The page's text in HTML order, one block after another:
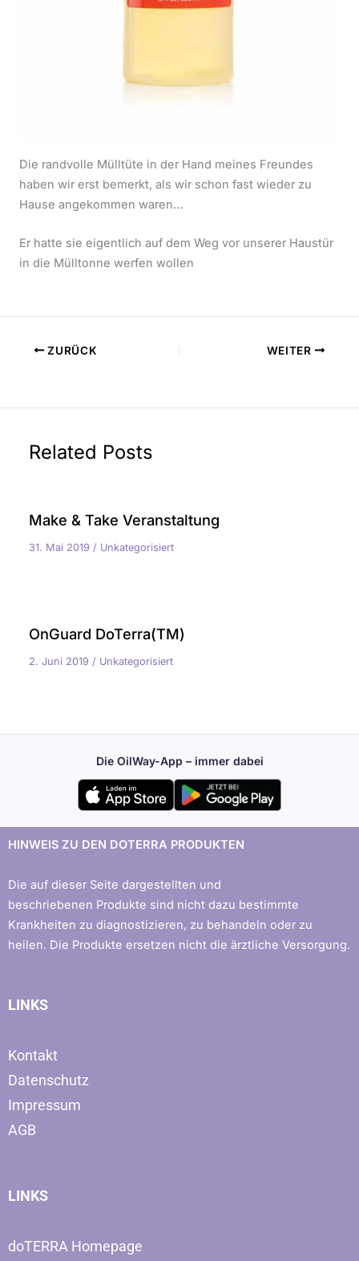
Die randvolle Mülltüte in der Hand meines Freundes
haben wir erst bemerkt, als wir schon fast wieder zu
Hause angekommen waren…
Er hatte sie eigentlich auf dem Weg vor unserer Haustür
in die Mülltonne werfen wollen
ZURÜCK WEITER
Related Posts
Make & Take Veranstaltung
31. Mai 2019/ Unkategorisiert
OnGuard DoTerra(TM)
2. Juni 2019 / Unkategorisiert
Die OilWay-App – immer dabei
HINWEIS ZU DEN DOTERRA PRODUKTEN
Die auf dieser Seite dargestellten und
beschriebenen Produkte sind nicht dazu bestimmte
Krankheiten zu diagnostizieren, zu behandeln oder zu
heilen. Die Produkte ersetzen nicht die ärztliche Versorgung.
LINKS
Kontakt
Datenschutz
Impressum
AGB
LINKS
doTERRA Homepage